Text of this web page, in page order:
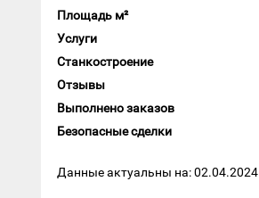
Площадь м²
Услуги
Станкостроение
Отзывы
Выполнено заказов
Безопасные сделки
Данные актуальны на: 02.04.2024